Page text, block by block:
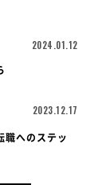
2024.01.12
2023.12.17
職へのステッ